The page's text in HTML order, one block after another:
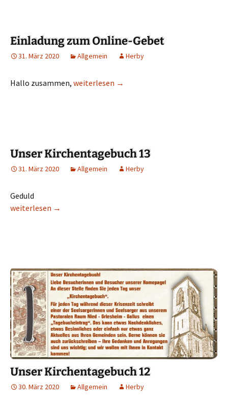
Einladung zum Online-Gebet
31. März 2020 Allgemein Herby
Hallo zusammen, Einladung zum Online-Gebet
weiterlesen →
Unser Kirchentagebuch 13
31. März 2020 Allgemein Herby
Geduld
Unser Kirchentagebuch 13
weiterlesen →
Unser Kirchentagebuch 12
30. März 2020 Allgemein Herby